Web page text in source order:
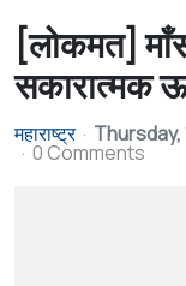
[लोकमत]
सकारात्मक
महाराष्ट्र Thursday,
0 Comments